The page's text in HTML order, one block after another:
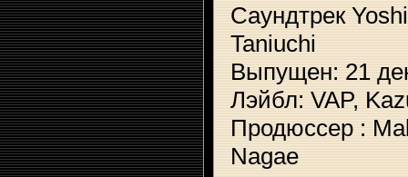
Саундтрек
Taniuchi
Выпущен: 21
Лэйбл: VAP,
Продюссер :
Nagae